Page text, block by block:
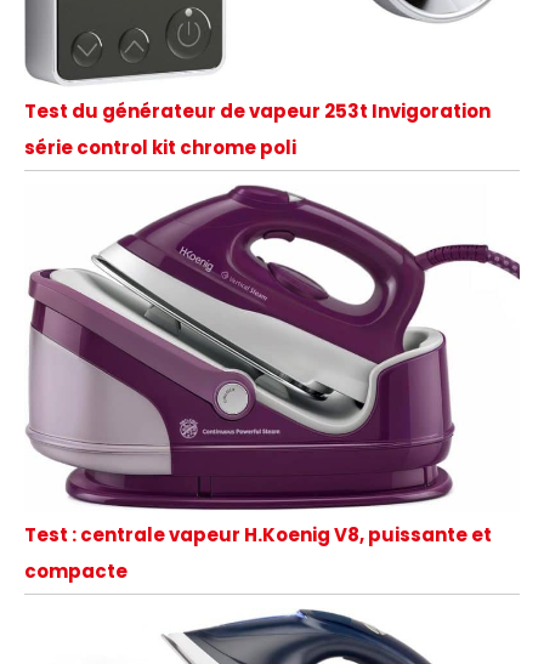
Test du générateur de vapeur 253t Invigoration
série control kit chrome poli
Test : centrale vapeur H.Koenig V8, puissante et
compacte